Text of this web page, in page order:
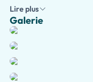
élégante.
Accompagné d'un
forts de
Piazzetta, les points de
bordées de boutiques et
visite à la célèbre
Lire plus
Galerie